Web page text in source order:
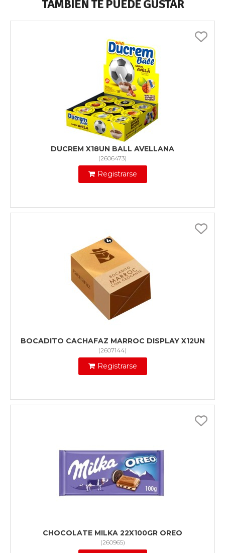
TAMBIÉN TE PUEDE GUSTAR
DUCREM X18UN BALL AVELLANA
(2606473)
Registrarse
BOCADITO CACHAFAZ MARROC DISPLAY X12UN
(2607144)
Registrarse
CHOCOLATE MILKA 22X100GR OREO
(260965)